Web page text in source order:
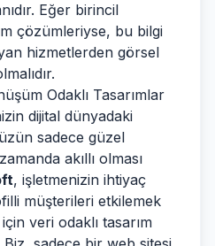
Eğer birincil
çözümleriyse, bu bilgi
hizmetlerden görsel
Odaklı Tasarımlar
dijital dünyadaki
sadece güzel
akıllı olması
, işletmenizin ihtiyaç
müşterileri etkilemek
veri odaklı tasarım